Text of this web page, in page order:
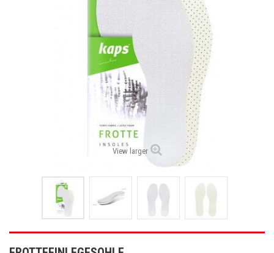
View larger